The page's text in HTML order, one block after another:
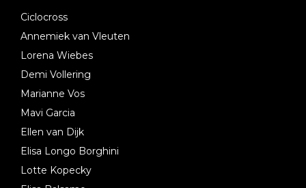
Ciclocross
Annemiek van Vleuten
Lorena Wiebes
Demi Vollering
Marianne Vos
Mavi Garcia
Ellen van Dijk
Elisa Longo Borghini
Lotte Kopecky